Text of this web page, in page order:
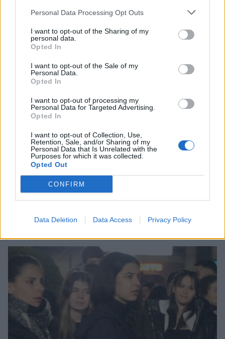
Personal Data Processing Opt Outs
I want to opt-out of the Sharing of my
personal data.
Opted In
I want to opt-out of the Sale of my
Personal Data.
Opted In
I want to opt-out of processing my
Personal Data for Targeted Advertising.
Opted In
I want to opt-out of Collection, Use,
Retention, Sale, and/or Sharing of my
Personal Data that Is Unrelated with the
Purposes for which it was collected.
Opted Out
CONFIRM
Data Deletion Data Access Privacy Policy
Πελοπόννησος
Τι σημαίνει «Σύγχρονες Σπουδές»;
Εκδήλωση από την Πανσπουδαστική ΚΣ,
στη Σπάρτη
02 Μαϊος 2023 11:11